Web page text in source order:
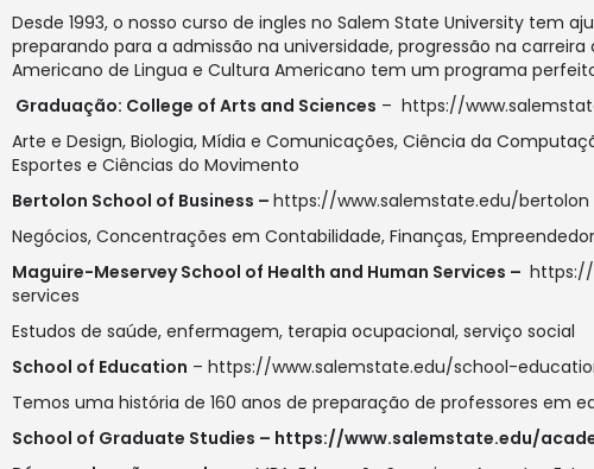
Desde 1993, o nosso curso de ingles no Salem State University tem
preparando para a admissão na universidade, progressão na
Americano de Lingua e Cultura Americano tem um programa
Graduação: College of Arts and Sciences – https://
Arte e Design, Biologia, Mídia e Comunicações, Ciência da
Esportes e Ciências do Movimento
Bertolon School of Business – https://www.salemstate.edu/bertolon
Negócios, Concentrações em Contabilidade, Finanças,
Maguire-Meservey School of Health and Human Services –
services
Estudos de saúde, enfermagem, terapia ocupacional, serviço social
School of Education – https://www.salemstate.edu/school-
Temos uma história de 160 anos de preparação de professores em
School of Graduate Studies – https://www.salemstate.edu/